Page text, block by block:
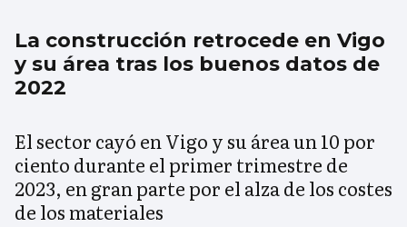
La construcción retrocede en Vigo
y su área tras los buenos datos de
2022
El sector cayó en Vigo y su área un 10 por
ciento durante el primer trimestre de
2023, en gran parte por el alza de los costes
de los materiales